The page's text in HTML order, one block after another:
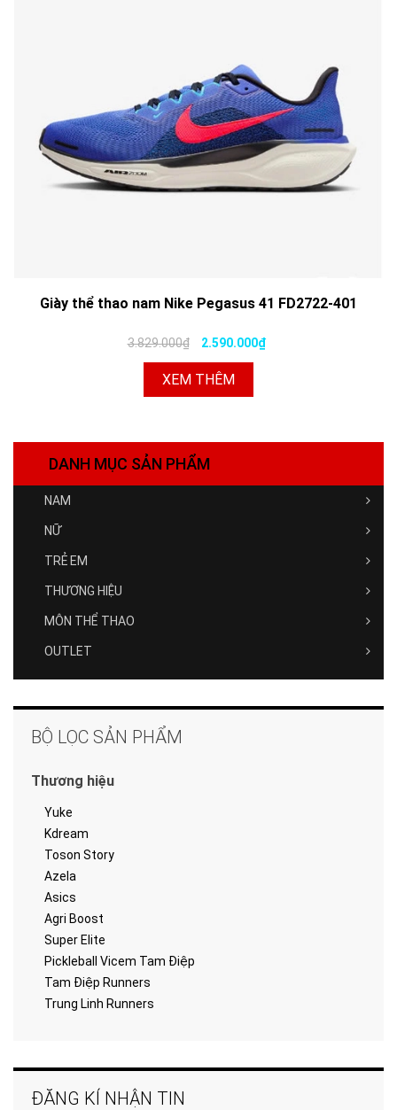
Giày thể thao nam Nike Pegasus 41 FD2722-401
3.829.000₫ 2.590.000₫
XEM THÊM
DANH MỤC SẢN PHẨM
NAM
NỮ
TRẺ EM
THƯƠNG HIỆU
MÔN THỂ THAO
OUTLET
BỘ LỌC SẢN PHẨM
Thương hiệu
Yuke
Kdream
Toson Story
Azela
Asics
Agri Boost
Super Elite
Pickleball Vicem Tam Điệp
Tam Điệp Runners
Trung Linh Runners
ĐĂNG KÍ NHẬN TIN